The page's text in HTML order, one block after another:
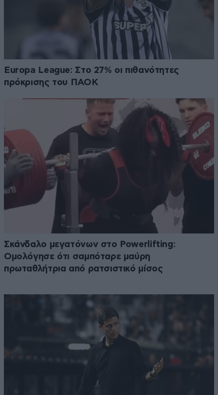
Europa League: Στο 27% οι πιθανότητες
πρόκρισης του ΠΑΟΚ
Σκάνδαλο μεγατόνων στο Powerlifting:
Ομολόγησε ότι σαμπόταρε μαύρη
πρωταθλήτρια από ρατσιστικό μίσος